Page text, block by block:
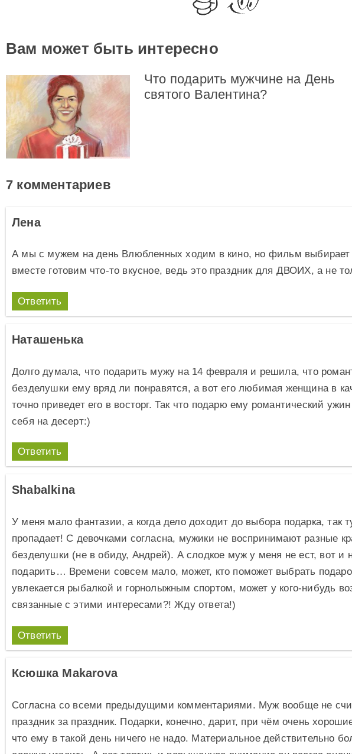
Вам может быть интересно
Что подарить мужчине на День
святого Валентина?
7 комментариев
Лена
А мы с мужем на день Влюбленных ходим в кино, но фильм
вместе готовим что-то вкусное, ведь это праздник для ДВОИХ, а не
Ответить
Наташенька
Долго думала, что подарить мужу на 14 февраля и решила, что
безделушки ему вряд ли понравятся, а вот его любимая женщина в
точно приведет его в восторг. Так что подарю ему романтический
себя на десерт:)
Ответить
Shabalkina
У меня мало фантазии, а когда дело доходит до выбора подарка, так
пропадает! С девочками согласна, мужики не воспринимают разные
безделушки (не в обиду, Андрей). А слодкое муж у меня не ест, вот и
подарить… Времени совсем мало, может, кто поможет выбрать
увлекается рыбалкой и горнолыжным спортом, может у кого-нибудь
связанные с этими интересами?! Жду ответа!)
Ответить
Ксюшка Makarovа
Согласна со всеми предыдущими комментариями. Муж вообще не
праздник за праздник. Подарки, конечно, дарит, при чём очень
что ему в такой день ничего не надо. Материальное действительно